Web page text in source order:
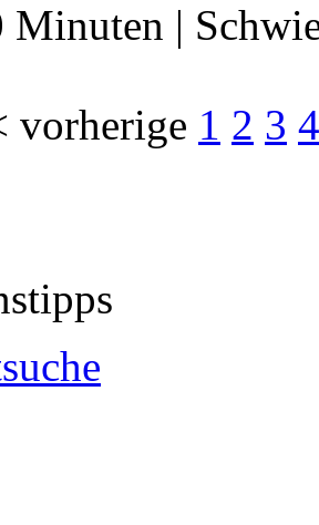
Minuten |
vorherige 1 2 3 4